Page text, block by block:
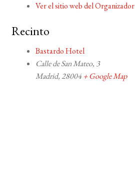
Ver el sitio web del Organizador
Recinto
Bastardo Hotel
Calle de San Mateo, 3
Madrid,28004 + Google Map